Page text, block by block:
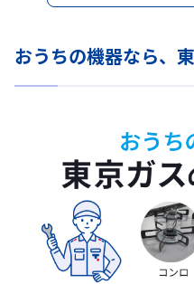
おうちの機器なら、